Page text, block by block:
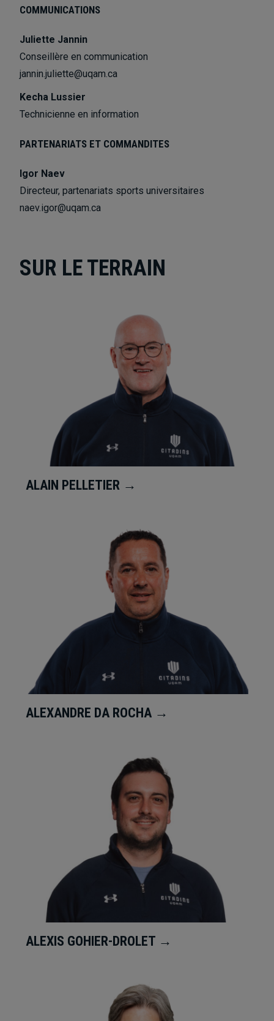
COMMUNICATIONS
Juliette Jannin
Conseillère en communication
jannin.juliette@uqam.ca
Kecha Lussier
Technicienne en information
PARTENARIATS ET COMMANDITES
Igor Naev
Directeur, partenariats sports universitaires
naev.igor@uqam.ca
SUR LE TERRAIN
ALAIN PELLETIER →
ALEXANDRE DA ROCHA →
ALEXIS GOHIER-DROLET →